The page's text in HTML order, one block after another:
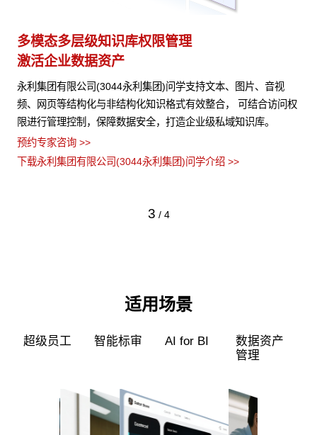
多模态多层级知识库权限管理
激活企业数据资产
永利集团有限公司(3044永利集团)问学支持文本、图片、音视
频、网页等结构化与非结构化知识格式有效整合， 可结合访问权
限进行管理控制，保障数据安全，打造企业级私域知识库。
预约专家咨询 >>
下载永利集团有限公司(3044永利集团)问学介绍 >>
3 / 4
适用场景
超级员工 智能标审 AI for BI
数据资产
管理